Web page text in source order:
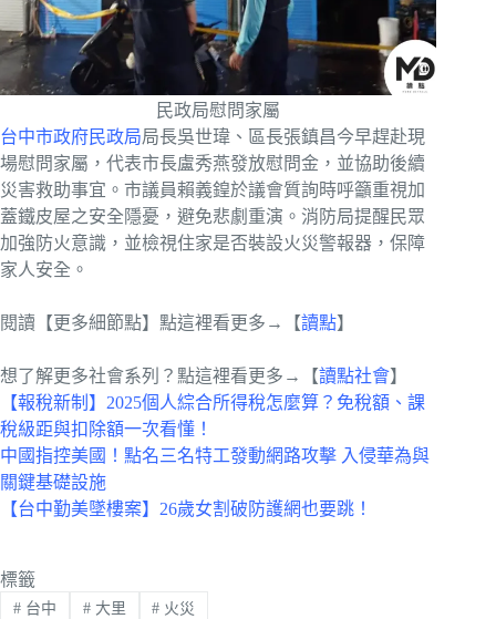
民政局慰問家屬
台中市政府民政局局長吳世瑋、區長張鎮昌今早趕赴現
場慰問家屬，代表市長盧秀燕發放慰問金，並協助後續
災害救助事宜。市議員賴義鍠於議會質詢時呼籲重視加
蓋鐵皮屋之安全隱憂，避免悲劇重演。消防局提醒民眾
加強防火意識，並檢視住家是否裝設火災警報器，保障
家人安全。
閱讀【更多細節點】點這裡看更多→【讀點】
想了解更多社會系列？點這裡看更多→【讀點社會】
【報稅新制】2025個人綜合所得稅怎麼算？免稅額、課
稅級距與扣除額一次看懂！
中國指控美國！點名三名特工發動網路攻擊 入侵華為與
關鍵基礎設施
【台中勤美墜樓案】26歲女割破防護網也要跳！
標籤
#台中 #大里 # 火災